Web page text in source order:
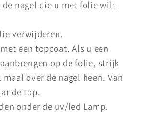
de nagel die u met folie wilt
verwijderen.
een topcoat. Als u een
op de folie, strijk
maal over de nagel heen. Van
de top.
onder de uv/led Lamp.